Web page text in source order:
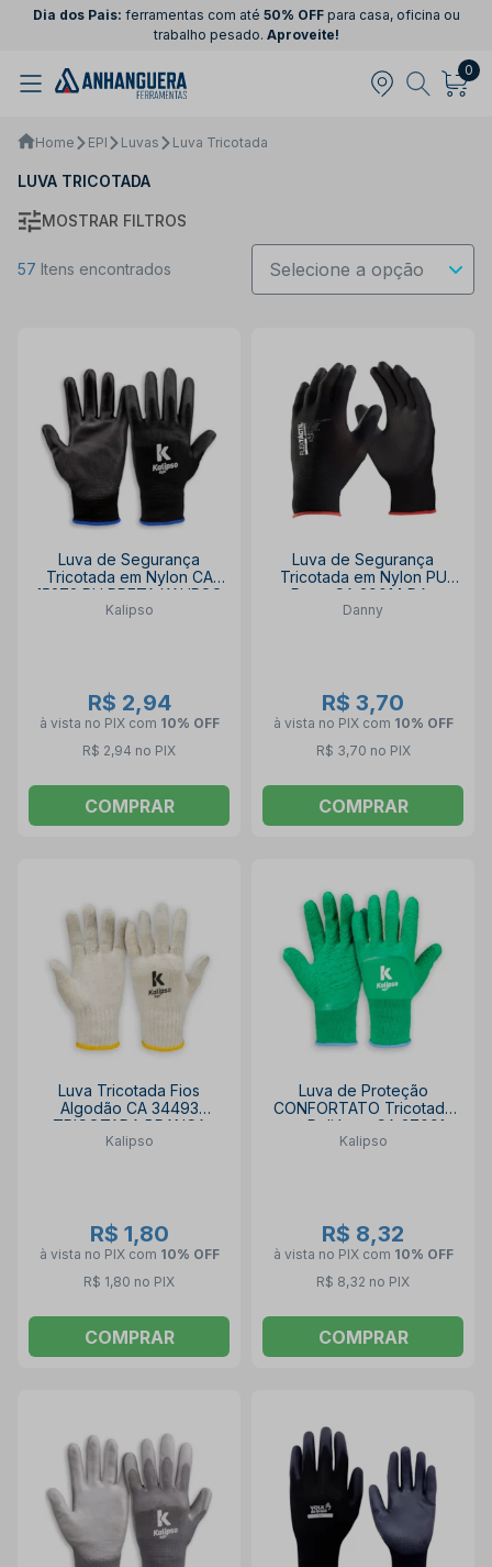
Dia dos Pais: ferramentas com até 50% OFFpara casa, oficina ou
trabalho pesado. Aproveite!
0
Home EPI Luvas Luva Tricotada
LUVA TRICOTADA
MOSTRAR FILTROS
57 Itens encontrados
Luva de Segurança
Tricotada em Nylon CA
15272 PU PRETA KALIPSO
Kalipso
R$ 2,94
à vista no PIX com 10% OFF
R$ 2,94 no PIX
COMPRAR
Luva de Segurança
Tricotada em Nylon PU
Preta CA 29014 DA-
12.100PT FLEXTACTIL
Danny
R$ 3,70
à vista no PIX com 10% OFF
R$ 3,70 no PIX
COMPRAR
Luva Tricotada Fios
Algodão CA 34493
TRICOTADA BRANCA
KALIPSO
Kalipso
R$ 1,80
à vista no PIX com 10% OFF
R$ 1,80 no PIX
COMPRAR
Luva de Proteção
CONFORTATO Tricotada
em Poliéster CA 37091
KALIPSO
Kalipso
R$ 8,32
à vista no PIX com 10% OFF
R$ 8,32 no PIX
COMPRAR